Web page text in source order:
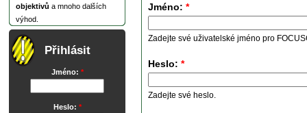
objektivů a mnoho dalších
výhod.
Přihlásit
Jméno: *
Heslo: *
Jméno: *
Zadejte své uživatelské jméno pro
Heslo: *
Zadejte své heslo.